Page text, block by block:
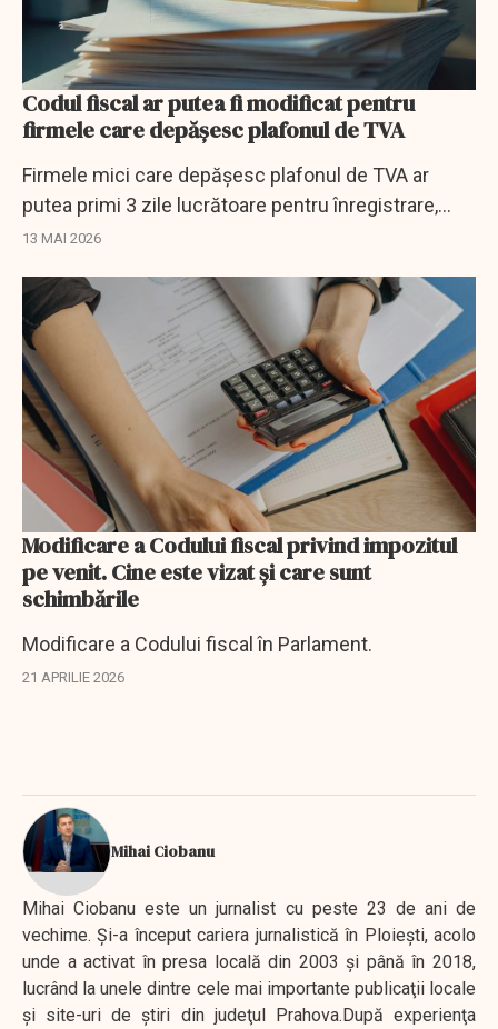
Codul fiscal ar putea fi modificat pentru
firmele care depășesc plafonul de TVA
Firmele mici care depășesc plafonul de TVA ar
putea primi 3 zile lucrătoare pentru înregistrare,
potrivit unei propuneri legislative aflate la Senat.
13 MAI 2026
Modificare a Codului fiscal privind impozitul
pe venit. Cine este vizat şi care sunt
schimbările
Modificare a Codului fiscal în Parlament.
21 APRILIE 2026
Mihai Ciobanu
Mihai Ciobanu este un jurnalist cu peste 23 de ani de
vechime. Şi-a început cariera jurnalistică în Ploieşti, acolo
unde a activat în presa locală din 2003 şi până în 2018,
lucrând la unele dintre cele mai importante publicaţii locale
şi site-uri de ştiri din judeţul Prahova.După experienţa